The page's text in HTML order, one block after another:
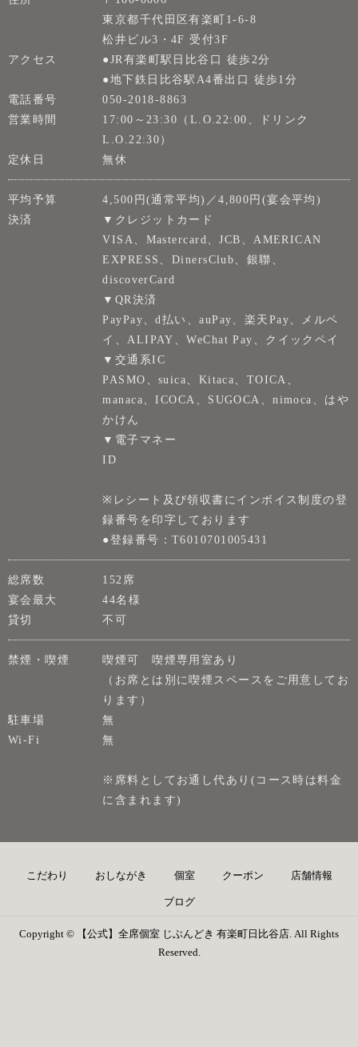
東京都千代田区有楽町1-6-8
松井ビル3・4F 受付3F
アクセス
●JR有楽町駅日比谷口 徒歩2分
●地下鉄日比谷駅A4番出口 徒歩1分
電話番号
050-2018-8863
営業時間
17:00～23:30（L.O.22:00、ドリンク
L.O.22:30）
定休日
無休
平均予算
4,500円(通常平均)／4,800円(宴会平均)
決済
▼クレジットカード
VISA、Mastercard、JCB、AMERICAN
EXPRESS、DinersClub、銀聯、
discoverCard
▼QR決済
PayPay、d払い、auPay、楽天Pay、メルペ
イ、ALIPAY、WeChat Pay、クイックペイ
▼交通系IC
PASMO、suica、Kitaca、TOICA、
manaca、ICOCA、SUGOCA、nimoca、はや
かけん
▼電子マネー
ID
※レシート及び領収書にインボイス制度の登
録番号を印字しております
●登録番号：T6010701005431
総席数
152席
宴会最大
44名様
貸切
不可
禁煙・喫煙
喫煙可 喫煙専用室あり
（お席とは別に喫煙スペースをご用意してお
ります）
駐車場
無
Wi-Fi
無
※席料としてお通し代あり(コース時は料金
に含まれます)
こだわり おしながき 個室 クーポン 店舗情報
ブログ
Copyright © 【公式】全席個室 じぶんどき 有楽町日比谷店. All Rights
Reserved.